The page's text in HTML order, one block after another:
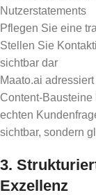
Nutzerstatements
Pflegen Sie eine
Stellen Sie
sichtbar dar
Maato.ai
Content-Bausteine
echten
sichtbar, sondern
3.
Exzellenz